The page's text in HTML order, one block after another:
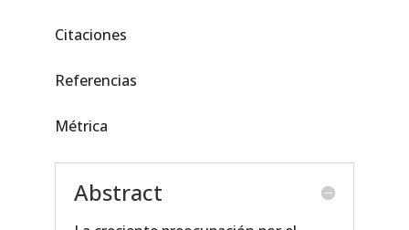
Citaciones
Referencias
Métrica
Abstract